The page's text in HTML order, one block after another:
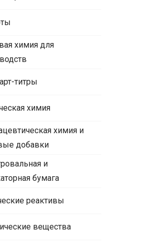
химия для
титры
химия
химия и
добавки
и
бумага
реактивы
вещества